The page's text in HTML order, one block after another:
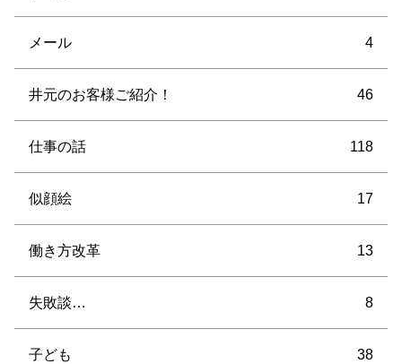
メール 4
井元のお客様ご紹介！ 46
仕事の話 118
似顔絵 17
働き方改革 13
失敗談… 8
子ども 38